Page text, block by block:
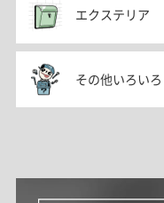
エクステリア
その他いろいろ